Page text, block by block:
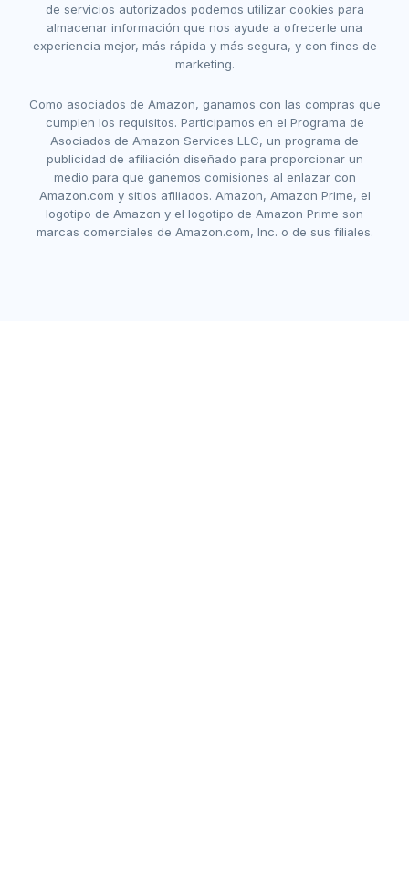
de servicios autorizados podemos utilizar cookies para
almacenar información que nos ayude a ofrecerle una
experiencia mejor, más rápida y más segura, y con fines de
marketing.
Como asociados de Amazon, ganamos con las compras que
cumplen los requisitos. Participamos en el Programa de
Asociados de Amazon Services LLC, un programa de
publicidad de afiliación diseñado para proporcionar un
medio para que ganemos comisiones al enlazar con
Amazon.com y sitios afiliados. Amazon, Amazon Prime, el
logotipo de Amazon y el logotipo de Amazon Prime son
marcas comerciales de Amazon.com, Inc. o de sus filiales.